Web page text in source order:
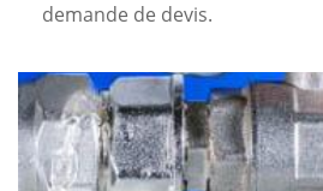
demande de devis.